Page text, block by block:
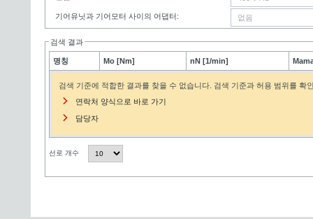
기어유닛과 기어모터 사이의 어댑터:
검색 결과
명칭 Mo [Nm] nN [1/min]
검색 기준에 적합한 결과를 찾을 수 없습니다. 검색 기준과 허용 범위를
연락처 양식으로 바로 가기
담당자
선로 개수